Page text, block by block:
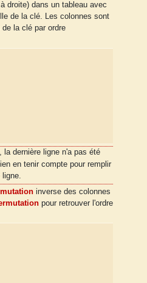
droite) dans un tableau avec
de la clé. Les colonnes sont
la clé par ordre
dernière ligne n'a pas été
en tenir compte pour remplir
ligne.
inverse des colonnes
pour retrouver l'ordre